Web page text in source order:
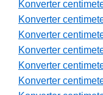
Konverter
Konverter
Konverter
Konverter
Konverter
Konverter